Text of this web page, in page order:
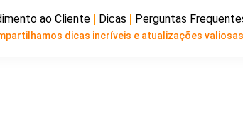
ao Cliente Dicas Perguntas
dicas incríveis e atualizações